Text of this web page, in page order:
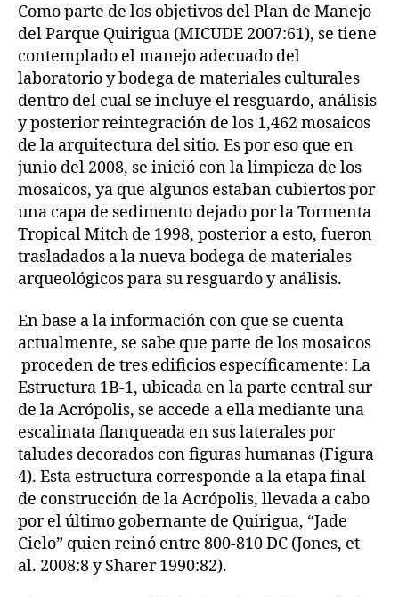
Como parte de los objetivos del Plan de Manejo
del Parque Quirigua (MICUDE 2007:61), se tiene
contemplado el manejo adecuado del
laboratorio y bodega de materiales culturales
dentro del cual se incluye el resguardo, análisis
y posterior reintegración de los 1,462 mosaicos
de la arquitectura del sitio. Es por eso que en
junio del 2008, se inició con la limpieza de los
mosaicos, ya que algunos estaban cubiertos por
una capa de sedimento dejado por la Tormenta
Tropical Mitch de 1998, posterior a esto, fueron
trasladados a la nueva bodega de materiales
arqueológicos para su resguardo y análisis.
En base a la información con que se cuenta
actualmente, se sabe que parte de los mosaicos
proceden de tres edificios específicamente: La
Estructura 1B-1, ubicada en la parte central sur
de la Acrópolis, se accede a ella mediante una
escalinata flanqueada en sus laterales por
taludes decorados con figuras humanas (Figura
4). Esta estructura corresponde a la etapa final
de construcción de la Acrópolis, llevada a cabo
por el último gobernante de Quirigua, “Jade
Cielo” quien reinó entre 800-810 DC (Jones, et
al. 2008:8 y Sharer 1990:82).